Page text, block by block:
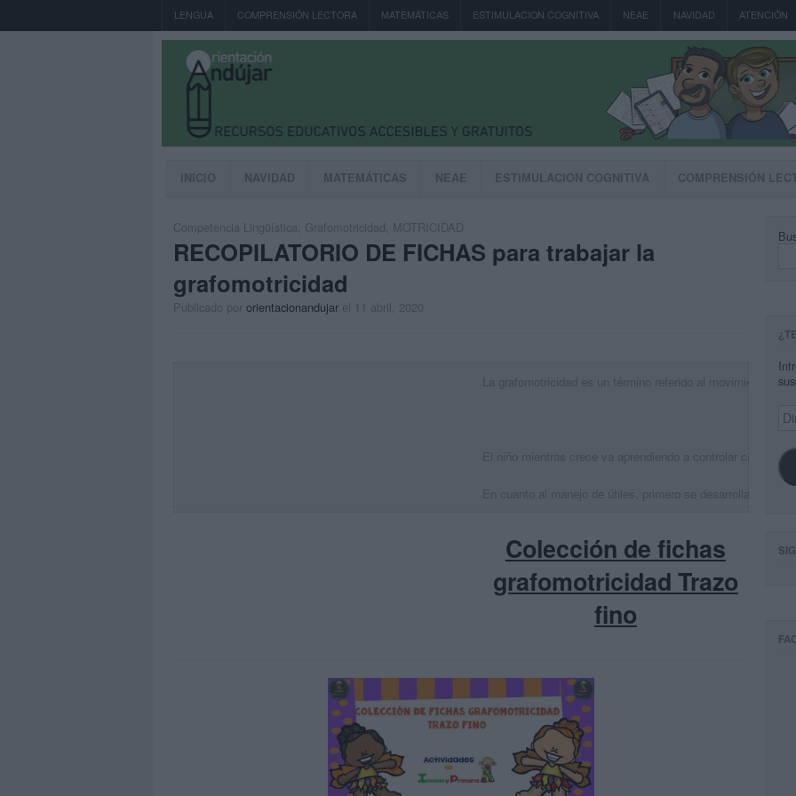
LENGUA COMPRENSIÓN LECTORA MATEMÁTICAS ESTIMULACION COGNITIVA NEAE NAVIDAD ATENCIÓN
INICIO NAVIDAD MATEMÁTICAS NEAE ESTIMULACION COGNITIVA COMPRENSIÓN
Competencia Lingüística Grafomotricidad MOTRICIDAD
RECOPILATORIO DE FICHAS para trabajar la
grafomotricidad
Publicado por orientacionandujar el 11 abril, 2020
La grafomotricidad es un término referido al movimiento
El niño mientras crece va aprendiendo a controlar cada
Colección de fichas
grafomotricidad Trazo
fino
de